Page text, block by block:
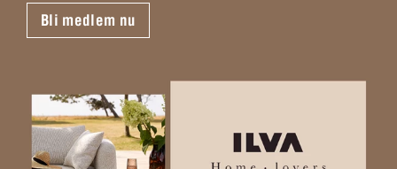
Bli medlem nu